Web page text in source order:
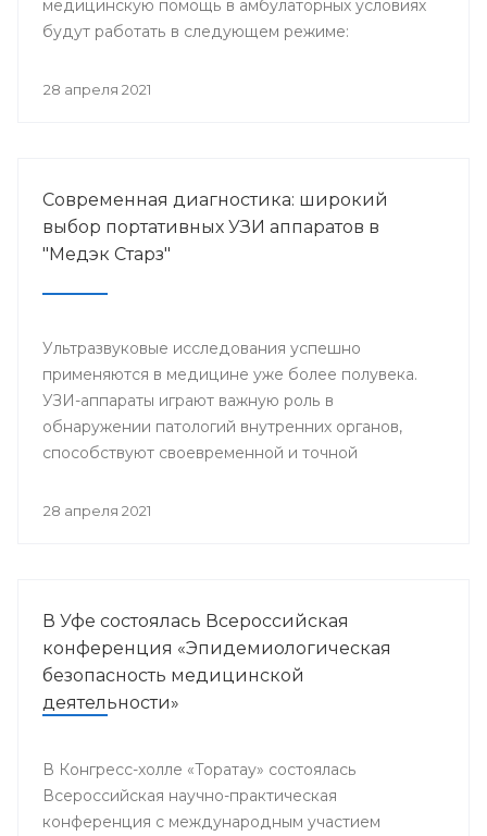
медицинскую помощь в амбулаторных условиях
будут работать в следующем режиме:
28 апреля 2021
Современная диагностика: широкий
выбор портативных УЗИ аппаратов в
"Медэк Старз"
Ультразвуковые исследования успешно
применяются в медицине уже более полувека.
УЗИ-аппараты играют важную роль в
обнаружении патологий внутренних органов,
способствуют своевременной и точной
успешного и эффективного лечения.
28 апреля 2021
В Уфе состоялась Всероссийская
конференция «Эпидемиологическая
безопасность медицинской
деятельности»
В Конгресс-холле «Торатау» состоялась
Всероссийская научно-практическая
конференция с международным участием